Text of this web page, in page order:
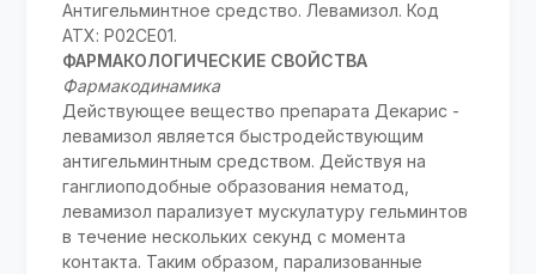
Антигельминтное средство. Левамизол. Код
АТХ: P02CE01.
ФАРМАКОЛОГИЧЕСКИЕ СВОЙСТВА
Фармакодинамика
Действующее вещество препарата Декарис -
левамизол является быстродействующим
антигельминтным средством. Действуя на
ганглиоподобные образования нематод,
левамизол парализует мускулатуру гельминтов
в течение нескольких секунд с момента
контакта. Таким образом, парализованные